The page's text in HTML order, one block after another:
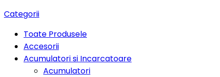
Categorii
Toate Produsele
Accesorii
Acumulatori si Incarcatoare
Acumulatori